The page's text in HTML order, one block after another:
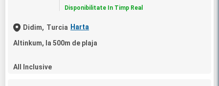
Disponibilitate In Timp Real
Didim, Turcia Harta
Altinkum, la 500m de plaja
All Inclusive